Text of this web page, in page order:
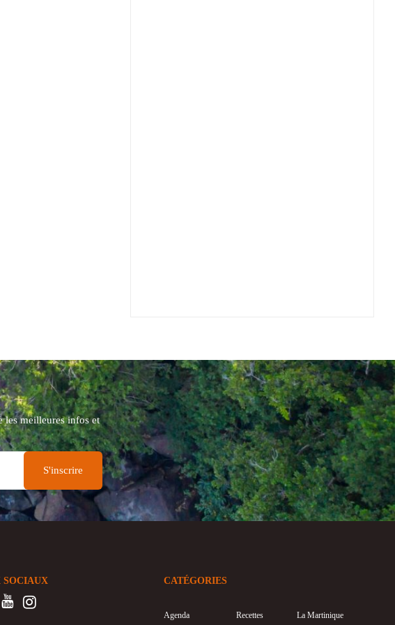
les meilleures infos et
SOCIAUX CATÉGORIES
Agenda Recettes La Martinique